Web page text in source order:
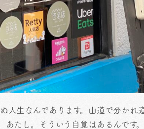
人生なんであります。山道で分かれ
たし。そういう自覚はあるんです。